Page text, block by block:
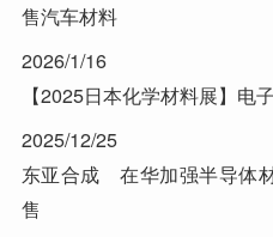
售汽车材料
2026/1/16
【2025日本化学材料展】电
2025/12/25
东亚合成 在华加强半导体
售